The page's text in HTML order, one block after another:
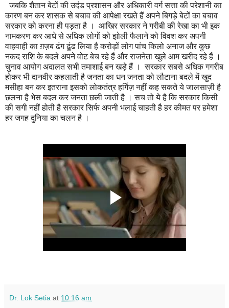
जबकि शैतान बेटों की उदंड प्रशासन और अधिकारी वर्ग सत्ता की परेशानी का
कारण बन कर शासक से बचाव की आपेक्षा रखते हैं अपने बिगड़े बेटों का बचाव
सरकार को करना ही पड़ता है । आखिर सरकार ने गरीबी की रेखा का भी इक
नामकरण कर आधे से अधिक लोगों को झोली फैलाने को विवश कर अपनी
वाहवाही का ग़ज़ब ढंग ढूंढ लिया है करोड़ों लोग पांच किलो अनाज और कुछ
नकद राशि के बदले अपने वोट बेच रहे हैं और राजनेता खुले आम खरीद रहे हैं ।
चुनाव आयोग अदालत सभी तमाशाई बन खड़े हैं ।सरकार सबसे अधिक गगरीब
होकर भी दानवीर कहलाती है जनता का धन जनता को लौटाना बदले में खुद
मसीहा बन कर इतराना इसको लोकतंत्र हर्गिज़ नहीं कह सकते ये जालसाज़ी है
छलना है भेस बदल कर जनता छली जाती है । सच तो ये है कि सरकार किसी
की सगी नहीं होती है सरकार सिर्फ अपनी भलाई चाहती है हर कीमत पर हमेशा
हर जगह दुनिया का चलन है ।
Dr. Lok Setia at 10:16 am